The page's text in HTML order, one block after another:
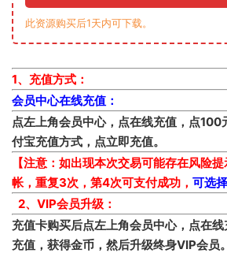
此资源购买后1天内可下载。
1、充值方式：
会员中心在线充值：
点左上角会员中心，点在线充值，点100
付宝充值方式，点立即充值。
【注意：如出现本次交易可能存在风险
帐，重复3次，第4次可支付成功， 可选
2、VIP会员升级：
充值卡购买后点左上角会员中心，点在
充值，获得金币，然后升级终身VIP会员。